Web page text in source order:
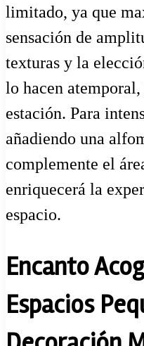
limitado, ya que
sensación de
texturas y la
lo hacen
estación. Para
añadiendo una
complemente el
enriquecerá la
espacio.
Encanto
Espacios